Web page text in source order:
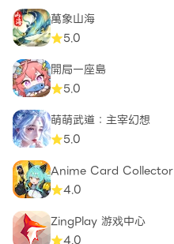
萬象山海
5.0
開局一座島
5.0
萌萌武道：主宰幻想
5.0
Anime Card Collector
4.0
ZingPlay 游戏中心
4.0